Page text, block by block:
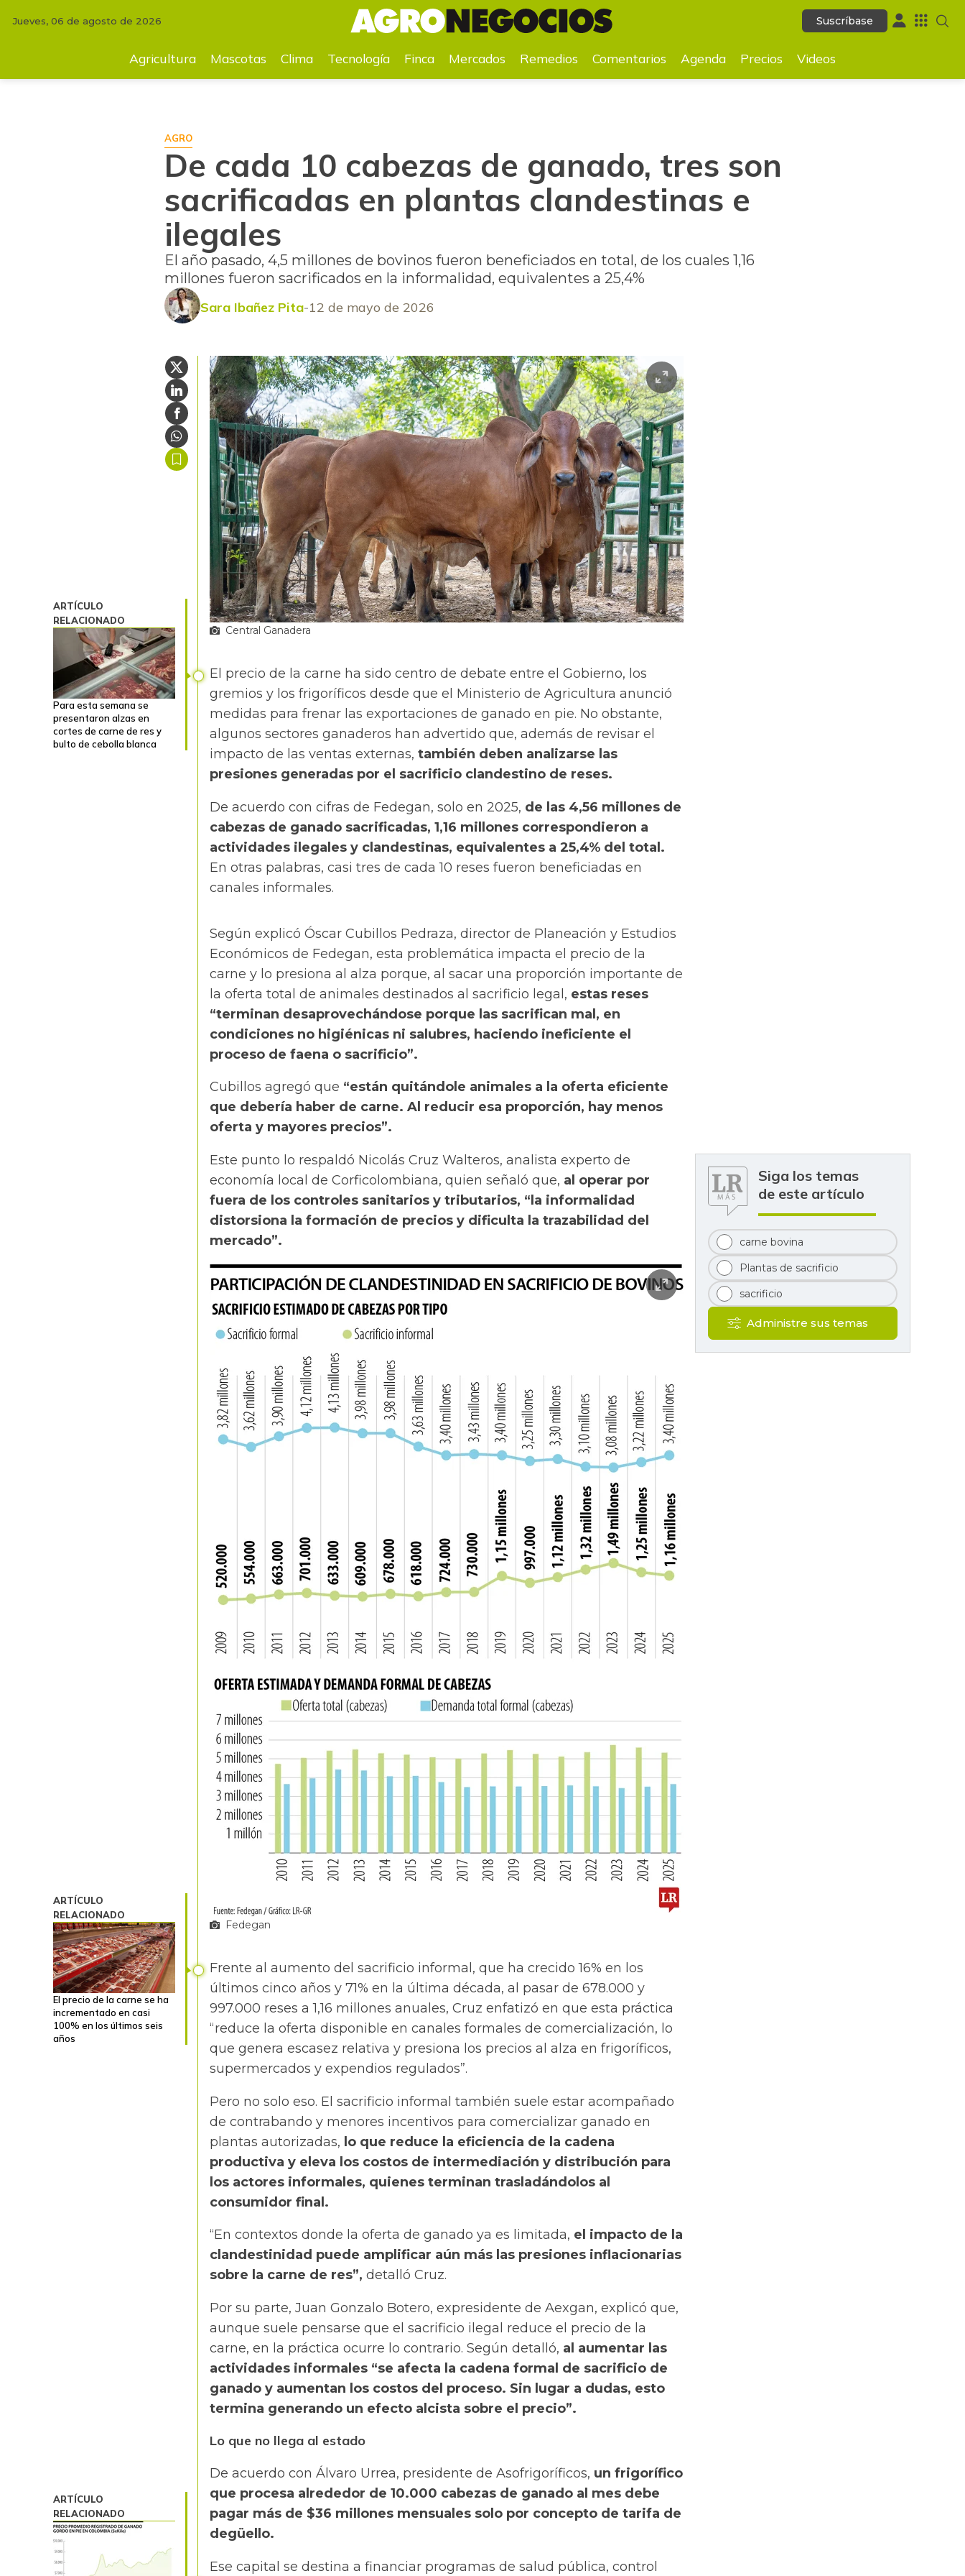
Suscríbase
De cada 10 cabezas de ganado, tres son sacrificadas en plantas clandestinas e ilegales
Jueves, 06 de agosto de 2026 Suscríbase
Agricultura Mascotas Clima Tecnología Finca Mercados Remedios Comentarios Agenda Precios Videos
AGRO
De cada 10 cabezas de ganado, tres son
sacrificadas en plantas clandestinas e
ilegales
El año pasado, 4,5 millones de bovinos fueron beneficiados en total, de los cuales 1,16
millones fueron sacrificados en la informalidad, equivalentes a 25,4%
Sara Ibañez Pita 12 de mayo de 2026
Central Ganadera
ARTÍCULO
RELACIONADO
Para esta semana se
presentaron alzas en
cortes de carne de res y
bulto de cebolla blanca
El precio de la carne ha sido centro de debate entre el Gobierno, los
gremios y los frigoríficos desde que el Ministerio de Agricultura anunció
medidas para frenar las exportaciones de ganado en pie. No obstante,
algunos sectores ganaderos han advertido que, además de revisar el
impacto de las ventas externas, también deben analizarse las
presiones generadas por el sacrificio clandestino de reses.
De acuerdo con cifras de Fedegan, solo en 2025, de las 4,56 millones de
cabezas de ganado sacrificadas, 1,16 millones correspondieron a
actividades ilegales y clandestinas, equivalentes a 25,4% del total.
En otras palabras, casi tres de cada 10 reses fueron beneficiadas en
canales informales.
Según explicó Óscar Cubillos Pedraza, director de Planeación y Estudios
Económicos de Fedegan, esta problemática impacta el precio de la
carne y lo presiona al alza porque, al sacar una proporción importante de
la oferta total de animales destinados al sacrificio legal, estas reses
“terminan desaprovechándose porque las sacrifican mal, en
condiciones no higiénicas ni salubres, haciendo ineficiente el
proceso de faena o sacrificio”.
Cubillos agregó que “están quitándole animales a la oferta eficiente
que debería haber de carne. Al reducir esa proporción, hay menos
oferta y mayores precios”.
Este punto lo respaldó Nicolás Cruz Walteros, analista experto de
economía local de Corficolombiana, quien señaló que, al operar por
fuera de los controles sanitarios y tributarios, “la informalidad
distorsiona la formación de precios y dificulta la trazabilidad del
mercado”.
Fedegan
ARTÍCULO
RELACIONADO
El precio de la carne se ha
incrementado en casi
100% en los últimos seis
años
Frente al aumento del sacrificio informal, que ha crecido 16% en los
últimos cinco años y 71% en la última década, al pasar de 678.000 y
997.000 reses a 1,16 millones anuales, Cruz enfatizó en que esta práctica
“reduce la oferta disponible en canales formales de comercialización, lo
que genera escasez relativa y presiona los precios al alza en frigoríficos,
supermercados y expendios regulados”.
Pero no solo eso. El sacrificio informal también suele estar acompañado
de contrabando y menores incentivos para comercializar ganado en
plantas autorizadas, lo que reduce la eficiencia de la cadena
productiva y eleva los costos de intermediación y distribución para
los actores informales, quienes terminan trasladándolos al
consumidor final.
“En contextos donde la oferta de ganado ya es limitada, el impacto de la
clandestinidad puede amplificar aún más las presiones inflacionarias
sobre la carne de res”, detalló Cruz.
Por su parte, Juan Gonzalo Botero, expresidente de Aexgan, explicó que,
aunque suele pensarse que el sacrificio ilegal reduce el precio de la
carne, en la práctica ocurre lo contrario. Según detalló, al aumentar las
actividades informales “se afecta la cadena formal de sacrificio de
ganado y aumentan los costos del proceso. Sin lugar a dudas, esto
termina generando un efecto alcista sobre el precio”.
Lo que no llega al estado
De acuerdo con Álvaro Urrea, presidente de Asofrigoríficos, un frigorífico
que procesa alrededor de 10.000 cabezas de ganado al mes debe
pagar más de $36 millones mensuales solo por concepto de tarifa de
degüello.
ARTÍCULO
RELACIONADO
Ese capital se destina a financiar programas de salud pública, control
Siga los temas
de este artículo
carne bovina
Plantas de sacrificio
sacrificio
Administre sus temas